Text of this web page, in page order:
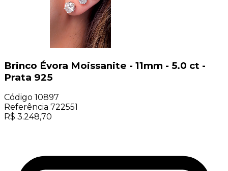
Brinco Évora Moissanite - 11mm - 5.0 ct -
Prata 925
Código 10897
Referência 722551
R$ 3.248,70